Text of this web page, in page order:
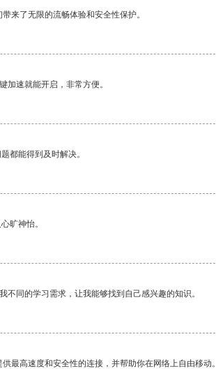
来了无限的流畅体验和安全性保护。
加速就能开启，非常方便。
都能得到及时解决。
旷神怡。
不同的学习需求，让我能够找到自己感兴趣的知识。
最高速度和安全性的连接，并帮助你在网络上自由移动。